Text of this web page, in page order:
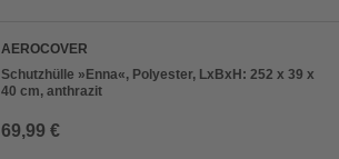
AEROCOVER
Schutzhülle »Enna«, Polyester, LxBxH: 252 x 39 x
40 cm, anthrazit
69,99 €